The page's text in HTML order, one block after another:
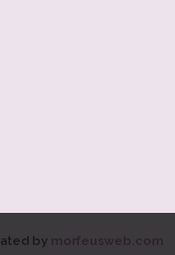
by morfeusweb.com